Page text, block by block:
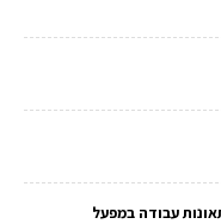
עבודה במפעל